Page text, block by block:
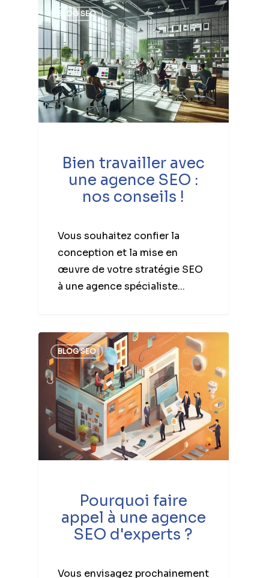
BLOG SEO
Bien travailler avec
une agence SEO :
nos conseils !
Vous souhaitez confier la
conception et la mise en
œuvre de votre stratégie SEO
à une agence spécialiste...
BLOG SEO
Pourquoi faire
appel à une agence
SEO d'experts ?
Vous envisagez prochainement